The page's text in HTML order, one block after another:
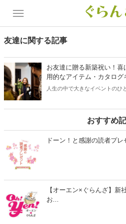
友達に関する記事
お友達に贈る新築祝い！
用的なアイテム・カタログ
人生の中で大きなイベントのひ
の選び方のコツとおすすめ商品
贈り物を見つけてください。
おすすめ
ドーン！と感謝の読者プレ
【オーエン×ぐらんざ】新
お...